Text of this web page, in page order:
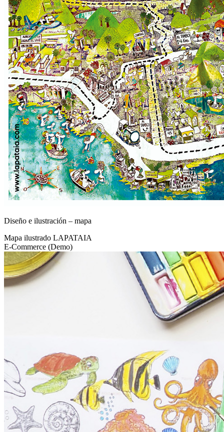
Diseño e ilustración – mapa
Mapa ilustrado LAPATAIA
E-Commerce (Demo)